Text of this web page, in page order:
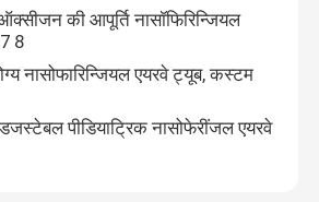
की आपूर्ति नासॉफिरिन्जियल
8
नासोफारिन्जियल एयरवे ट्यूब, कस्टम
पीडियाट्रिक नासोफेरींजल एयरवे